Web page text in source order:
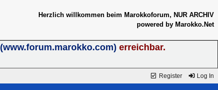
Herzlich willkommen beim Marokkoforum, NUR ARCHIV
powered by Marokko.Net
(www.forum.marokko.com) erreichbar.
Register Log In